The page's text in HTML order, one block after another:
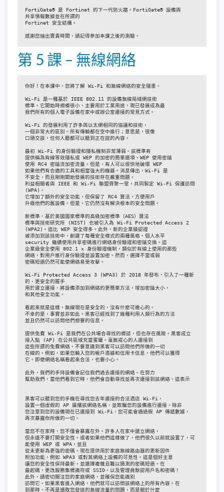
FortiGate® 是 Fortinet 的下一代防火牆。FortiGate® 設備與
共享情報數據並在所謂的
Fortinet 安全結構。
感謝您抽出寶貴時間，請記得參加本課之後的測驗。
第 5 課 – 無線網絡
你好！在本課中，您將了解 Wi-Fi 和無線網絡的安全隱患。
Wi-Fi 是一種基於 IEEE 802.11 的設備無線局域網技術
標準。它開始時規模很小，主要用於工業用途，現已發展成為最
我們所有的個人電子設備在家中或辦公室連接的常見方式。
Wi-Fi 的發展利用了許多與以太網相同的協議和技術，
一個非常大的區別。所有傳輸都在空中進行；意思是，很像
口頭交談，任何人聽都可以聽到正在說的內容。
最初 Wi-Fi 的身份驗證和隱私機制非常薄弱。該標準有
提供稱為有線等效隱私或 WEP 的加密的簡單選項。WEP 使用密鑰
使用 RC4 密鑰流加密流量。但是，有人可以很快地破壞 WEP
如果他們有合適的工具和相當強大的機器。消息傳出，Wi-Fi 是
不安全，而且剛剛開始發展的技術存在嚴重問題。
利益相關者與 IEEE 和 Wi-Fi 聯盟齊聚一堂，共同製定 Wi-Fi 保護訪問
(WPA)。
它增加了額外的安全功能，但保留了 RC4 算法，方便用戶
升級他們的舊設備。但是，它仍然沒有解決根本的安全問題。
新標準，基於美國國家標準的高級加密標準（AES）算法
標準與技術研究所 (NIST) 也被引入為 Wi-Fi Protected Access 2
(WPA2)。這比 WEP 安全得多。此外，新的企業級認證
被添加到該技術中，創建了每種安全樣式的兩種風格。個人水平
security 繼續使用共享密碼進行網絡身份驗證和密鑰交換。這
企業級安全使用 802.1 x 身份驗證機制，類似於有線上使用的那些
網絡，對用戶進行身份驗證並設置加密。然而，選擇不當或弱
密碼短語仍然可能使網絡易受攻擊。
Wi-Fi Protected Access 3 (WPA3) 於 2018 年發布，引入了一種新
的、更安全的握手
用於建立連接，將設備添加到網絡的更簡單方法，增加密鑰大小，
和其他安全功能。
看起來就是這樣，無線現在是安全的，沒有什麼可擔心的。
不幸的是，事實並非如此。黑客已經找到了幾種利用人類行為的方法
並且仍然可以訪問他們想要的信息。
提供免費 Wi-Fi 是我們在公共場合尋找的標誌，但也存在風險。黑客成立
接入點 (AP) 在公共區域充當蜜罐。毫無戒心的人連接到
這些所謂的免費網絡，不要意識到黑客可以訪問他們所做的一切
在線的。例如，如果您輸入您的帳戶憑據和信用卡信息，他們可以獲得
它。即使網絡名稱看起來合法，也要小心。
此外，我們的手持設備會記住我們過去連接的網絡。在努力
幫助我們，當他們看到它時，他們會自動尋找並再次連接到該網絡。這表示
黑客可以聽到您的手機在尋找您去年連接的合法酒店 Wi-Fi，
設置一個虛假的 AP 廣播該網絡名稱，並欺騙您的設備進行連接。除非
您注意到您的設備現在已連接到 Wi-Fi，您可能會通過假 AP 傳遞數據，
再次暴露你所做的一切。
當您不在家時，您不僅會暴露在外。許多人在家中建立網絡，
但永遠不要打開安全性。或者如果他們這樣做了，他們很久以前就設置了，可
能使用 WEP 或 WPA，並且
從未更新為更強的密碼。現在提供用於家庭無線路由器的更新固件
附加功能，例如 WPA3 或對其網絡上設備的可見性。這是個好主意
讓您的安全性保持最新，並選擇複雜且難以猜測的密碼短語。在
最起碼，更改服務集標識符或 SSID，以及管理員默認用戶名和密碼！
此外，請密切關注您的家庭網絡，並確保您能識別
訪問它。如果黑客進入網絡，他們就可以訪問該網絡上的所有內容。在
到那時，不再是讀取您發送的無線流量的問題，而是關於什麼